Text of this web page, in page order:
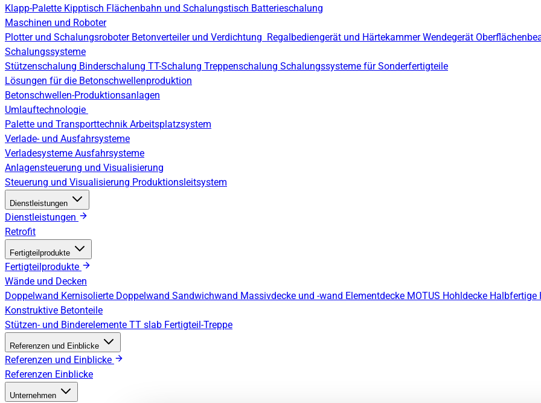
Klapp-Palette Kipptisch Flächenbahn und Schalungstisch Batterieschalung
Maschinen und Roboter
Plotter und Schalungsroboter Betonverteiler und Verdichtung Regalbediengerät und HärtekammerWendegerät
Schalungssysteme
Stützenschalung Binderschalung TT-Schalung Treppenschalung Schalungssysteme für Sonderfertigteile
Lösungen für die Betonschwellenproduktion
Betonschwellen-Produktionsanlagen
Umlauftechnologie
Palette und Transporttechnik Arbeitsplatzsystem
Verlade- und Ausfahrsysteme
Verladesysteme Ausfahrsysteme
Anlagensteuerung und Visualisierung
Steuerung und Visualisierung Produktionsleitsystem
Dienstleistungen
Dienstleistungen
Retrofit
Fertigteilprodukte
Fertigteilprodukte
Wände und Decken
Doppelwand Kernisolierte Doppelwand Sandwichwand Massivdecke und -wand Elementdecke MOTUS Hohldecke Halbfertige
Konstruktive Betonteile
Stützen- und Binderelemente TT slab Fertigteil-Treppe
Referenzen und Einblicke
Referenzen und Einblicke
Referenzen Einblicke
Unternehmen